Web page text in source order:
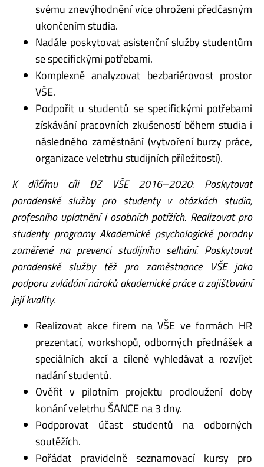
svému znevýhodnění více ohroženi předčasným
ukončením studia.
Nadále poskytovat asistenční služby studentům
se specifickými potřebami.
Komplexně analyzovat bezbariérovost prostor
VŠE.
Podpořit u studentů se specifickými potřebami
získávání pracovních zkušeností během studia i
následného zaměstnání (vytvoření burzy práce,
organizace veletrhu studijních příležitostí).
K dílčímu cíli DZ VŠE 2016–2020: Poskytovat
poradenské služby pro studenty v otázkách studia,
profesního uplatnění i osobních potížích. Realizovat pro
studenty programy Akademické psychologické poradny
zaměřené na prevenci studijního selhání. Poskytovat
poradenské služby též pro zaměstnance VŠE jako
podporu zvládání nároků akademické práce a zajišťování
jejíkvality.
Realizovat akce firem na VŠE ve formách HR
prezentací, workshopů, odborných přednášek a
speciálních akcí a cíleně vyhledávat a rozvíjet
nadání studentů.
Ověřit v pilotním projektu prodloužení doby
konání veletrhu ŠANCE na 3 dny.
Podporovat účast studentů na odborných
soutěžích.
Pořádat pravidelně seznamovací kursy pro